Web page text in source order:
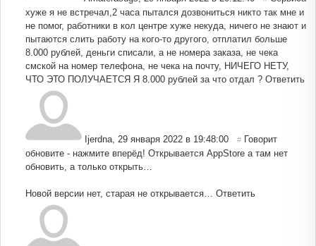
хуже я не встречал,2 часа пытался дозвониться никто так мне и
не помог, работники в кол центре хуже некуда, ничего не знают и
пытаются слить работу на кого-то другого, отплатил больше
8.000 рублей, деньги списали, а не номера заказа, не чека
смской на номер телефона, не чека на почту, НИЧЕГО НЕТУ,
ЧТО ЭТО ПОЛУЧАЕТСЯ Я 8.000 рублей за что отдал ? Ответить
Ijerdna 29 января 2022 в 19:48:00 # Говорит
обновите - нажмите вперёд! Открывается AppStore а там нет
обновить, а только открыть…
Новой версии нет, старая не открывается… Ответить